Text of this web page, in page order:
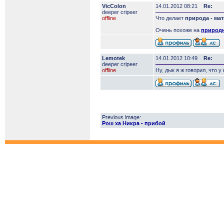
VicColon
deeper сripeer
offline
14.01.2012 08:21
Re:
Что делает природа -
Очень похоже на
Lemotek
deeper сripeer
offline
14.01.2012 10:49
Re:
Ну, дык я ж говорил, что
Previous image:
Рош ха Никра - прибой